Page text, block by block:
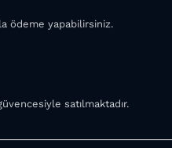
ödeme yapabilirsiniz.
satılmaktadır.